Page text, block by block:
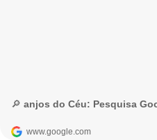
🔎 anjos do Céu: Pesquisa
www.google.com